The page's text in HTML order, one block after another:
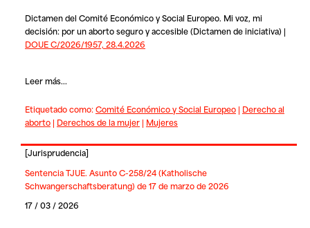
Dictamen del Comité Económico y Social Europeo. Mi voz, mi
decisión: por un aborto seguro y accesible (Dictamen de iniciativa) |
DOUE C/2026/1957, 28.4.2026
Leer más...
Etiquetado como:Comité Económico y Social Europeo| Derecho al
aborto| Derechos de la mujer| Mujeres
[Jurisprudencia]
Sentencia TJUE. Asunto C-258/24 (Katholische
Schwangerschaftsberatung) de 17 de marzo de 2026
17 / 03 / 2026